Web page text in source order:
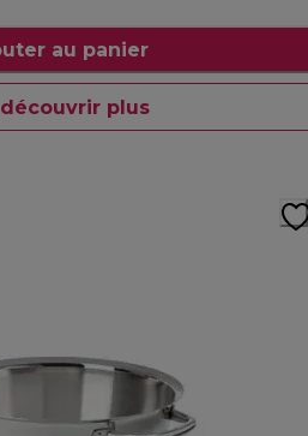
au panier
découvrir plus